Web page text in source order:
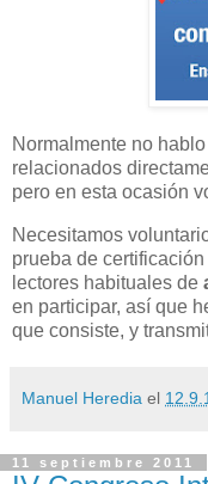
Normalmente no
relacionados
pero en esta ocasión
Necesitamos
prueba de certificación
lectores habituales de
en participar, así que
que consiste, y
Manuel Heredia el
11 septiembre 2011